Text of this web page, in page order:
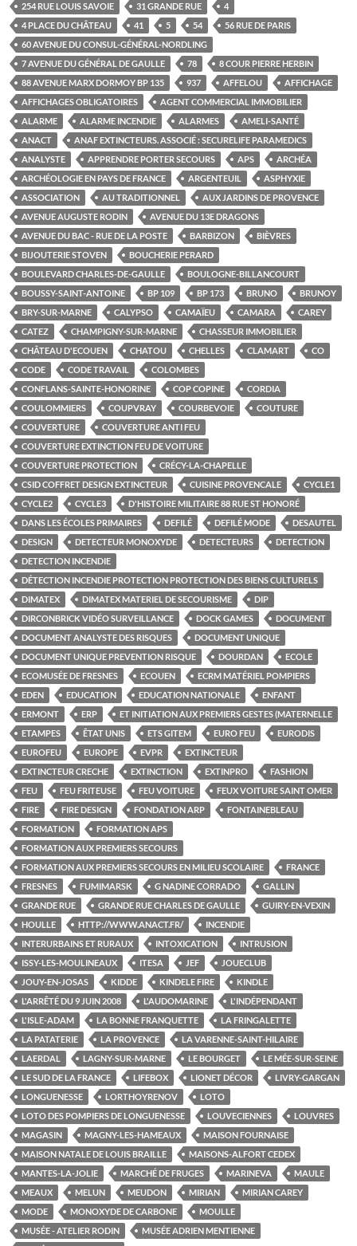
254 RUE LOUIS SAVOIE
31 GRANDE RUE
4
4 PLACE DU CHÂTEAU
41 5 54
56 RUE DE PARIS
60 AVENUE DU CONSUL-GÉNÉRAL-NORDLING
7 AVENUE DU GÉNÉRAL DE GAULLE
78
8 COUR PIERRE HERBIN
88 AVENUE MARX DORMOY BP 135
937 AFFELOU
AFFICHAGE
AFFICHAGES OBLIGATOIRES
AGENT COMMERCIAL IMMOBILIER
ALARME
ALARME INCENDIE ALARMES
AMELI-SANTÉ
ANACT
ANAF EXTINCTEURS. ASSOCIÉ : SECURELIFE PARAMEDICS
ANALYSTE
APPRENDRE PORTER SECOURS APS
ARCHÉA
ARCHÉOLOGIE EN PAYS DE FRANCE
ARGENTEUIL
ASPHYXIE
ASSOCIATION
AU TRADITIONNEL
AUX JARDINS DE PROVENCE
AVENUE AUGUSTE RODIN
AVENUE DU 13E DRAGONS
AVENUE DU BAC - RUE DE LA POSTE
BARBIZON
BIÈVRES
BIJOUTERIE STOVEN
BOUCHERIE PERARD
BOULEVARD CHARLES-DE-GAULLE
BOULOGNE-BILLANCOURT
BOUSSY-SAINT-ANTOINE
BP 109 BP 173 BRUNO
BRUNOY
BRY-SUR-MARNE
CALYPSO CAMAÏEU CAMARA
CAREY
CATEZ
CHAMPIGNY-SUR-MARNE
CHASSEUR IMMOBILIER
CHÂTEAU D'ECOUEN
CHATOU CHELLES CLAMART
CO
CODE
CODE TRAVAIL
COLOMBES
CONFLANS-SAINTE-HONORINE
COP COPINE
CORDIA
COULOMMIERS
COUPVRAY COURBEVOIE
COUTURE
COUVERTURE
COUVERTURE ANTI FEU
COUVERTURE EXTINCTION FEU DE VOITURE
COUVERTURE PROTECTION
CRÉCY-LA-CHAPELLE
CSID COFFRET DESIGN EXTINCTEUR
CUISINE PROVENCALE
CYCLE1
CYCLE2
CYCLE3
D'HISTOIRE MILITAIRE 88 RUE ST HONORÉ
DANS LES ÉCOLES PRIMAIRES
DEFILÉ DEFILÉ MODE
DESAUTEL
DESIGN
DETECTEUR MONOXYDE DETECTEURS
DETECTION
DETECTION INCENDIE
DÉTECTION INCENDIE PROTECTION PROTECTION DES BIENS CULTURELS
DIMATEX
DIMATEX MATERIEL DE SECOURISME
DIP
DIRCONBRICK VIDÉO SURVEILLANCE
DOCK GAMES
DOCUMENT
DOCUMENT ANALYSTE DES RISQUES
DOCUMENT UNIQUE
DOCUMENT UNIQUE PREVENTION RISQUE
DOURDAN
ECOLE
ECOMUSÉE DE FRESNES
ECOUEN
ECRM MATÉRIEL POMPIERS
EDEN
EDUCATION EDUCATION NATIONALE
ENFANT
ERMONT
ERP
ET INITIATION AUX PREMIERS GESTES (MATERNELLE
ETAMPES
ÊTAT UNIS ETS GITEM EURO FEU
EURODIS
EUROFEU
EUROPE EVPR
EXTINCTEUR
EXTINCTEUR CRECHE
EXTINCTION EXTINPRO
FASHION
FEU
FEU FRITEUSE FEU VOITURE
FEUX VOITURE SAINT OMER
FIRE
FIRE DESIGN FONDATION ARP
FONTAINEBLEAU
FORMATION
FORMATION APS
FORMATION AUX PREMIERS SECOURS
FORMATION AUX PREMIERS SECOURS EN MILIEU SCOLAIRE
FRANCE
FRESNES
FUMIMARSK G NADINE CORRADO
GALLIN
GRANDE RUE
GRANDE RUE CHARLES DE GAULLE
GUIRY-EN-VEXIN
HOULLE
HTTP://WWW.ANACT.FR/
INCENDIE
INTERURBAINS ET RURAUX
INTOXICATION
INTRUSION
ISSY-LES-MOULINEAUX
ITESA JEF
JOUECLUB
JOUY-EN-JOSAS
KIDDE KINDELE FIRE
KINDLE
L'ARRÊTÉ DU 9 JUIN 2008
L'AUDOMARINE
L'INDÉPENDANT
L'ISLE-ADAM
LA BONNE FRANQUETTE
LA FRINGALETTE
LA PATATERIE
LA PROVENCE
LA VARENNE-SAINT-HILAIRE
LAERDAL
LAGNY-SUR-MARNE LE BOURGET
LE MÉE-SUR-SEINE
LE SUD DE LA FRANCE
LIFEBOX LIONET DÉCOR
LIVRY-GARGAN
LONGUENESSE
LORTHOYRENOV
LOTO
LOTO DES POMPIERS DE LONGUENESSE
LOUVECIENNES
LOUVRES
MAGASIN
MAGNY-LES-HAMEAUX
MAISON FOURNAISE
MAISON NATALE DE LOUIS BRAILLE
MAISONS-ALFORT CEDEX
MANTES-LA-JOLIE
MARCHÉ DE FRUGES MARINEVA
MAULE
MEAUX
MELUN MEUDON MIRIAN
MIRIAN CAREY
MODE
MONOXYDE DE CARBONE
MOULLE
MUSÉE - ATELIER RODIN
MUSÉE ADRIEN MENTIENNE